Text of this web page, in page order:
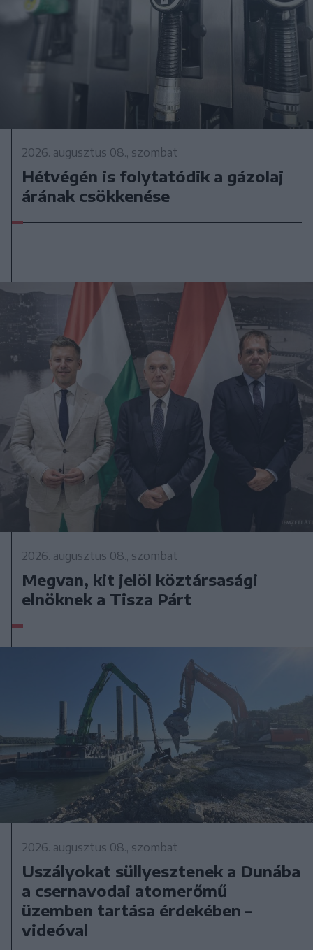
2026. augusztus 08., szombat
Hétvégén is folytatódik a gázolaj
árának csökkenése
2026. augusztus 08., szombat
Megvan, kit jelöl köztársasági
elnöknek a Tisza Párt
2026. augusztus 08., szombat
Uszályokat süllyesztenek a Dunába
a csernavodai atomerőmű
üzemben tartása érdekében –
videóval